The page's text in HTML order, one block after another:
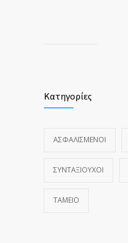
Κατηγορίες
ΑΣΦΑΛΙΣΜΕΝΟΙ
ΣΥΝΤΑΞΙΟΥΧΟΙ
ΤΑΜΕΙΟ